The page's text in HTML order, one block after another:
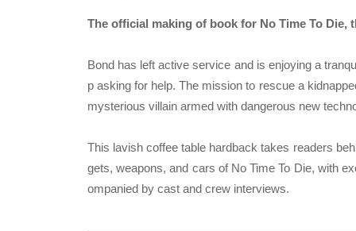
The official making of book for No Time To Die,
Bond has left active service and is enjoying a
p asking for help. The mission to rescue a
mysterious villain armed with dangerous new
This lavish coffee table hardback takes readers
gets, weapons, and cars of No Time To Die, with
ompanied by cast and crew interviews.